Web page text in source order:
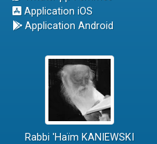
Application iOS
Application Android
Rabbi 'Haïm KANIEWSKI